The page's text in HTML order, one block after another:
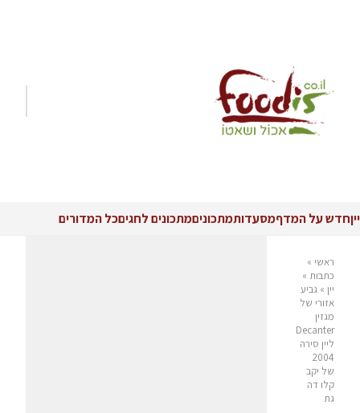
ייןחדש על המדףמסעדותמתכוניםמתכונים לחגיםכל המדורים
ראשי »
כתבות »
יין » גביע
אזורי של
מגזין
Decanter
ליין סירה
2004
של יקב
קלו דה
גת